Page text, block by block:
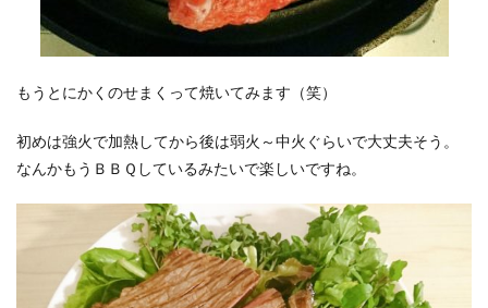
もうとにかくのせまくって焼いてみます（笑）
初めは強火で加熱してから後は弱火～中火ぐらいで大丈夫そう。
なんかもうＢＢＱしているみたいで楽しいですね。